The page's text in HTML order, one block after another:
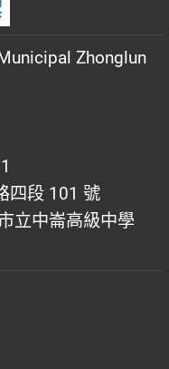
Zhonglun
四段 101 號
立中崙高級中學